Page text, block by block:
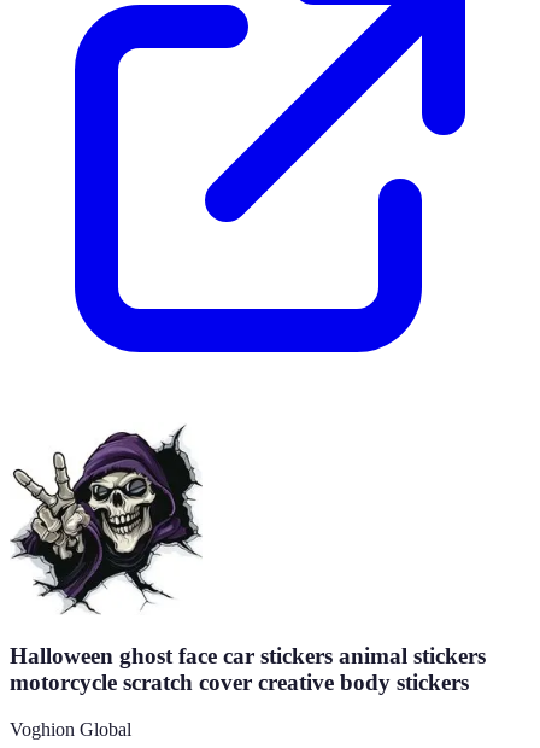
Halloween ghost face car stickers animal stickers
motorcycle scratch cover creative body stickers
Voghion Global